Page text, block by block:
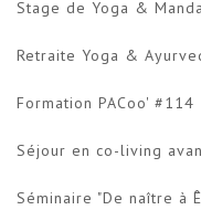
Stage de Yoga &
Retraite Yoga &
Formation PACoo' #114
Séjour en co-living
Séminaire "De naître à